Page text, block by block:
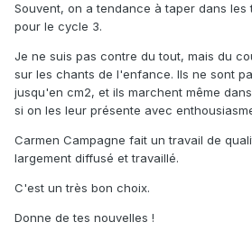
Souvent, on a tendance à taper dans les
pour le cycle 3.
Je ne suis pas contre du tout, mais du
sur les chants de l'enfance. Ils ne sont
jusqu'en cm2, et ils marchent même
si on les leur présente avec
Carmen Campagne fait un travail de
largement diffusé et travaillé.
C'est un très bon choix.
Donne de tes nouvelles !